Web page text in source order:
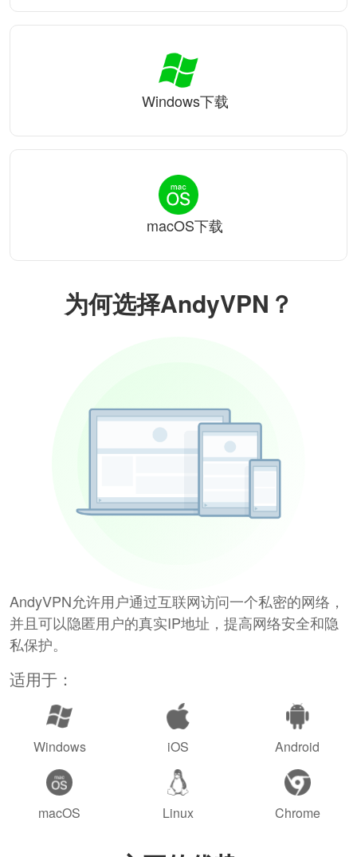
为何选择AndyVPN？
AndyVPN允许用户通过互联网访问一个私密的网络，
并且可以隐匿用户的真实IP地址，提高网络安全和隐
私保护。
适用于：
Windows iOS Android
macOS Linux Chrome
Windows下载
macOS下载